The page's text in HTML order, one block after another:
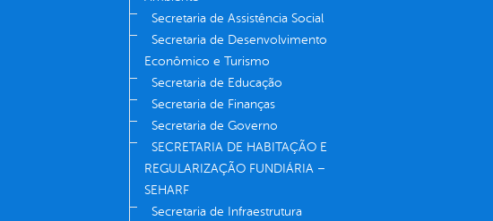
Secretaria de Assistência Social
Secretaria de Desenvolvimento
Econômico e Turismo
Secretaria de Educação
Secretaria de Finanças
Secretaria de Governo
SECRETARIA DE HABITAÇÃO E
REGULARIZAÇÃO FUNDIÁRIA –
SEHARF
Secretaria de Infraestrutura